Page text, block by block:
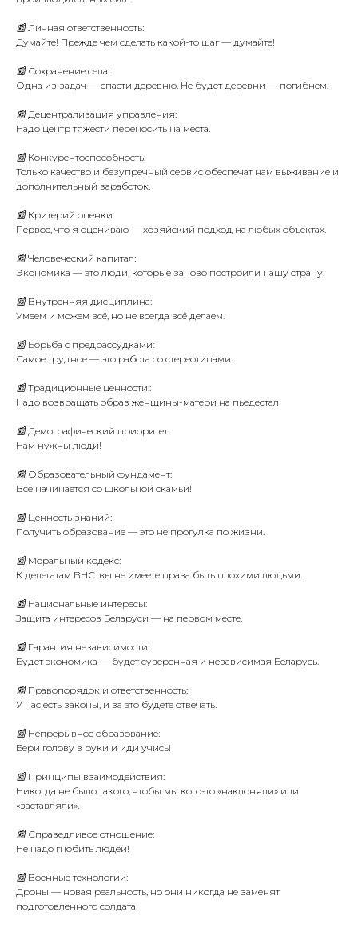
📰 Личная ответственность:
Думайте! Прежде чем сделать какой-то шаг — думайте!
📰 Сохранение села:
Одна из задач — спасти деревню. Не будет деревни — погибнем.
📰 Децентрализация управления:
Надо центр тяжести переносить на места.
📰 Конкурентоспособность:
Только качество и безупречный сервис обеспечат нам выживание и
дополнительный заработок.
📰 Критерий оценки:
Первое, что я оцениваю — хозяйский подход на любых объектах.
📰 Человеческий капитал:
Экономика — это люди, которые заново построили нашу страну.
📰 Внутренняя дисциплина:
Умеем и можем всё, но не всегда всё делаем.
📰 Борьба с предрассудками:
Самое трудное — это работа со стереотипами.
📰 Традиционные ценности::
Надо возвращать образ женщины-матери на пьедестал.
📰 Демографический приоритет:
Нам нужны люди!
📰 Образовательный фундамент:
Всё начинается со школьной скамьи!
📰 Ценность знаний:
Получить образование — это не прогулка по жизни.
📰 Моральный кодекс:
К делегатам ВНС: вы не имеете права быть плохими людьми.
📰 Национальные интересы:
Защита интересов Беларуси — на первом месте.
📰 Гарантия независимости:
Будет экономика — будет суверенная и независимая Беларусь.
📰 Правопорядок и ответственность:
У нас есть законы, и за это будете отвечать.
📰 Непрерывное образование:
Бери голову в руки и иди учись!
📰 Принципы взаимодействия:
Никогда не было такого, чтобы мы кого-то «наклоняли» или
«заставляли».
📰 Справедливое отношение:
Не надо гнобить людей!
📰 Военные технологии:
Дроны — новая реальность, но они никогда не заменят
подготовленного солдата.